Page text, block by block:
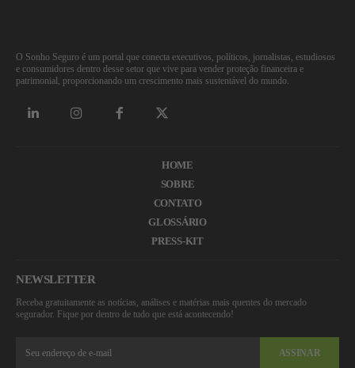
O Sonho Seguro é um portal que conecta executivos, políticos, jornalistas, estudiosos
e consumidores dentro desse setor que vive para vender proteção financeira e
patrimonial, proporcionando um crescimento mais sustentável do mundo.
HOME
SOBRE
CONTATO
GLOSSÁRIO
PRESS-KIT
NEWSLETTER
Receba gratuitamente as notícias, análises e matérias mais quentes do mercado
segurador. Fique por dentro de tudo que está acontecendo!
ASSINAR